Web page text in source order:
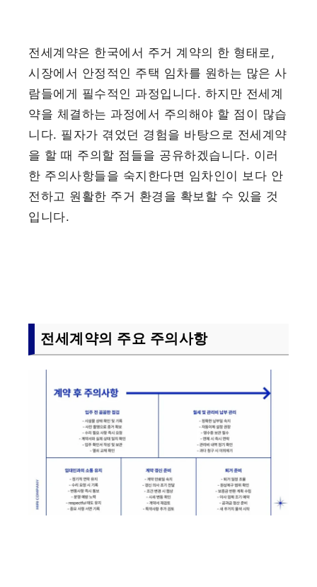
전세계약은 한국에서 주거 계약의 한 형태로,
시장에서 안정적인 주택 임차를 원하는 많은 사
람들에게 필수적인 과정입니다. 하지만 전세계
약을 체결하는 과정에서 주의해야 할 점이 많습
니다. 필자가 겪었던 경험을 바탕으로 전세계약
을 할 때 주의할 점들을 공유하겠습니다. 이러
한 주의사항들을 숙지한다면 임차인이 보다 안
전하고 원활한 주거 환경을 확보할 수 있을 것
입니다.
전세계약의 주요 주의사항